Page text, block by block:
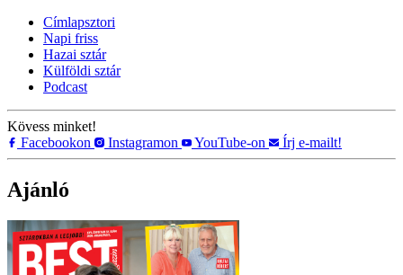
Címlapsztori
Napi friss
Hazai sztár
Külföldi sztár
Podcast
Kövess minket!
Facebookon
Instagramon YouTube-on Írj e-mailt!
Ajánló